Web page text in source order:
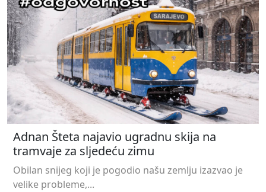
Adnan Šteta najavio ugradnu skija na
tramvaje za sljedeću zimu
Obilan snijeg koji je pogodio našu zemlju izazvao je
velike probleme,...